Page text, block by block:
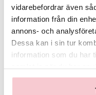
vidarebefordrar även
information från din
annons- och
Dessa kan i sin tur
information som du har